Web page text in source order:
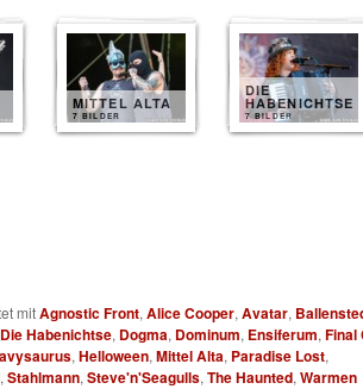
MITTEL ALTA
7 BILDER
DIE
HABENICHTSE
7 BILDER
mitAgnostic Front, Alice Cooper, Avatar,
Die Habenichtse, Dogma, Dominum, Ensiferum, Final
, Helloween, Mittel Alta, Paradise Lost,
, Stahlmann, Steve'n'Seagulls, The Haunted, Warmen